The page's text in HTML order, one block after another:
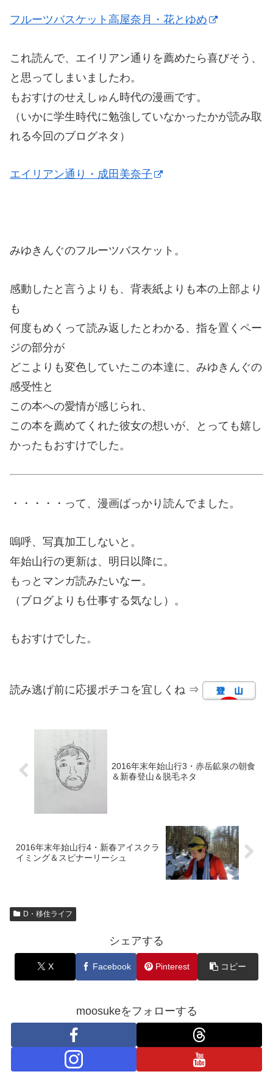
フルーツバスケット高屋奈月・花とゆめ
これ読んで、エイリアン通りを薦めたら喜びそう、
と思ってしまいましたわ。
もおすけのせえしゅん時代の漫画です。
（いかに学生時代に勉強していなかったかが読み取
れる今回のブログネタ）
エイリアン通り・成田美奈子
みゆきんぐのフルーツバスケット。
感動したと言うよりも、背表紙よりも本の上部より
も
何度もめくって読み返したとわかる、指を置くペー
ジの部分が
どこよりも変色していたこの本達に、みゆきんぐの
感受性と
この本への愛情が感じられ、
この本を薦めてくれた彼女の想いが、とっても嬉し
かったもおすけでした。
・・・・・って、漫画ばっかり読んでました。
嗚呼、写真加工しないと。
年始山行の更新は、明日以降に。
もっとマンガ読みたいなー。
（ブログよりも仕事する気なし）。
もおすけでした。
読み逃げ前に応援ポチコを宜しくね ⇒
2016年末年始山行3・赤岳鉱泉の朝食
＆新春登山＆脱毛ネタ
2016年末年始山行4・新春アイスクラ
イミング＆スピナーリーシュ
D・移住ライフ
シェアする
X Facebook Pinterest コピー
moosukeをフォローする